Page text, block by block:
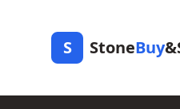
S StoneBuy